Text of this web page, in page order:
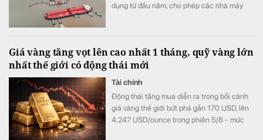
dụng từ đầu năm, cho phép các nhà máy
Giá vàng tăng vọt lên cao nhất 1 tháng, quỹ vàng lớn
nhất thế giới có động thái mới
Tài chính
Động thái tăng mua diễn ra trong bối cảnh
giá vàng thế giới bứt phá gần 170 USD, lên
4.247 USD/ounce trong phiên 5/8 - mức